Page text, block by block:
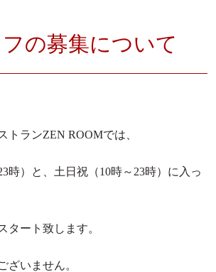
の募集について
ランZEN ROOMでは、
時）と、土日祝（10時～23時）に入っ
タート致します。
ざいません。
お知らせ